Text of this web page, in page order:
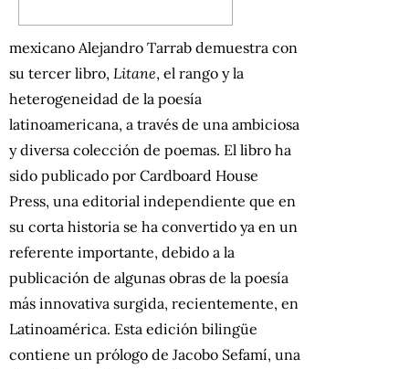
mexicano Alejandro Tarrab demuestra con
su tercer libro, Litane, el rango y la
heterogeneidad de la poesía
latinoamericana, a través de una ambiciosa
y diversa colección de poemas. El libro ha
sido publicado por Cardboard House
Press, una editorial independiente que en
su corta historia se ha convertido ya en un
referente importante, debido a la
publicación de algunas obras de la poesía
más innovativa surgida, recientemente, en
Latinoamérica. Esta edición bilingüe
contiene un prólogo de Jacobo Sefamí, una